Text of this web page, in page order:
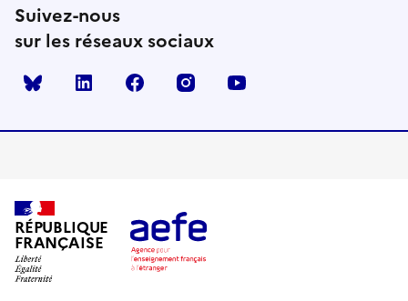
Suivez-nous
sur les réseaux sociaux
Bluesky linkedin facebook instagram
RÉPUBLIQUE
FRANÇAISE